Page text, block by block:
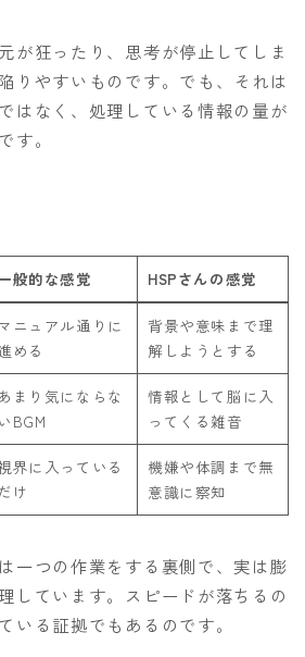
が狂ったり、思考が停止してしま
りやすいものです。でも、それは
はなく、処理している情報の量が
す。
般的な感覚 HSPさんの感覚
ニュアル通りに
める
背景や意味まで理
解しようとする
あまり気にならな
いBGM
情報として脳に入
ってくる雑音
界に入っている
け
機嫌や体調まで無
意識に察知
一つの作業をする裏側で、実は膨
しています。スピードが落ちるの
いる証拠でもあるのです。